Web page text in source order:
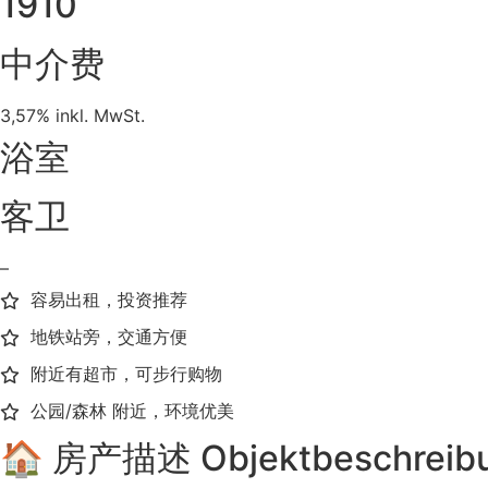
中介费
3,57% inkl. MwSt.
浴室
客卫
–
容易出租，投资推荐
地铁站旁，交通方便
附近有超市，可步行购物
公园/森林 附近，环境优美
🏠 房产描述